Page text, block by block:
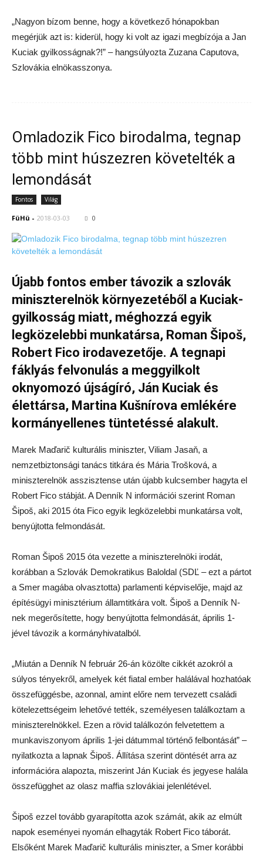
„Nagyon bízom benne, hogy a következő hónapokban
megérjük azt is: kiderül, hogy ki volt az igazi megbízója a Jan
Kuciak gyilkosságnak?!” – hangsúlyozta Zuzana Caputova,
Szlovákia elnökasszonya.
Omladozik Fico birodalma, tegnap
több mint húszezren követelték a
lemondását
Fontos Világ
FüHü - 2018-03-03 0
Újabb fontos ember távozik a szlovák
miniszterelnök környezetéből a Kuciak-
gyilkosság miatt, méghozzá egyik
legközelebbi munkatársa, Roman Šipoš,
Robert Fico irodavezetője. A tegnapi
fáklyás felvonulás a meggyilkolt
oknyomozó újságíró, Ján Kuciak és
élettársa, Martina Kušnírova emlékére
kormányellenes tüntetéssé alakult.
Marek Maďarič kulturális miniszter, Viliam Jasaň, a
nemzetbiztonsági tanács titkára és Mária Trošková, a
miniszterelnök asszisztense után újabb kulcsember hagyta el
Robert Fico stábját. A Denník N információi szerint Roman
Šipoš, aki 2015 óta Fico egyik legközelebbi munkatársa volt,
benyújtotta felmondását.
Roman Šipoš 2015 óta vezette a miniszterelnöki irodát,
korábban a Szlovák Demokratikus Baloldal (SDĽ – ezt a pártot
a Smer magába olvasztotta) parlamenti képviselője, majd az
építésügyi minisztérium államtitkára volt. Šipoš a Denník N-
nek megerősítette, hogy benyújtotta felmondását, április 1-
jével távozik a kormányhivatalból.
„Miután a Denník N február 26-án közölte cikkét azokról a
súlyos tényekről, amelyek két fiatal ember halálával hozhatóak
összefüggésbe, azonnal, amint előre nem tervezett családi
kötelezettségeim lehetővé tették, személyesen találkoztam a
miniszterelnökkel. Ezen a rövid találkozón felvetettem a
munkaviszonyom április 1-jei dátummal történő felbontását” –
nyilatkozta a lapnak Šipoš. Állítása szerint döntését arra az
információra alapozta, miszerint Ján Kuciak és jegyese halála
összefügghet az olasz maffia szlovákiai jelenlétével.
Šipoš ezzel tovább gyarapította azok számát, akik az elmúlt
napok eseményei nyomán elhagyták Robert Fico táborát.
Elsőként Marek Maďarič kulturális miniszter, a Smer korábbi